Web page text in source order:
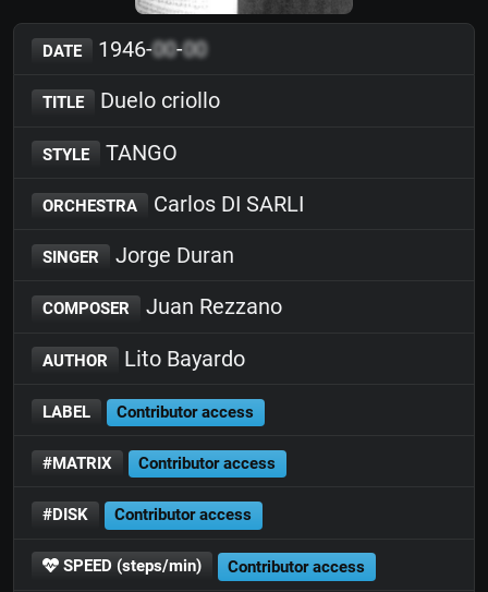
DATE 1946-00-00
TITLE Duelo criollo
STYLE TANGO
ORCHESTRA Carlos DI SARLI
SINGER Jorge Duran
COMPOSER Juan Rezzano
AUTHOR Lito Bayardo
LABEL Contributor access
#MATRIX Contributor access
#DISK Contributor access
SPEED (steps/min) Contributor access